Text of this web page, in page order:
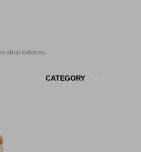
shop katetoss
CATEGORY